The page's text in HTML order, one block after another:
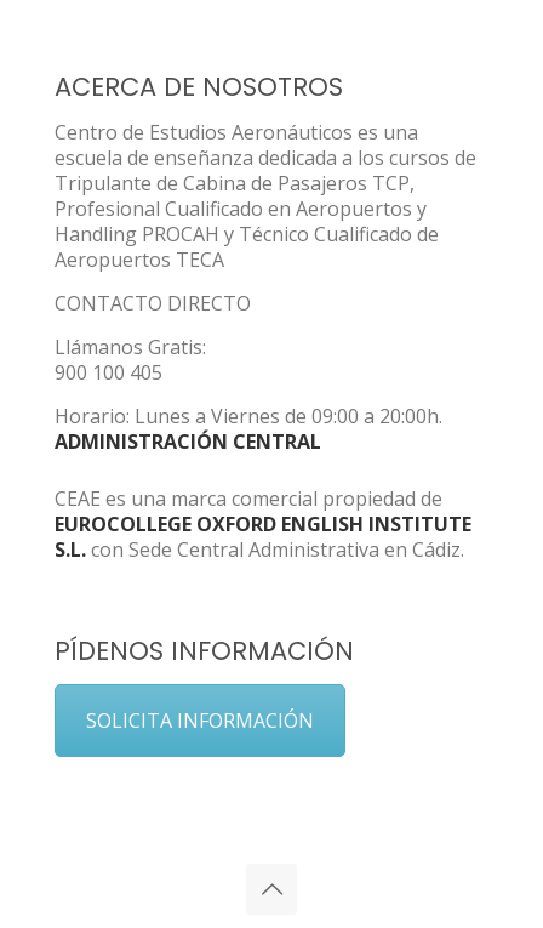
ACERCA DE NOSOTROS
Centro de Estudios Aeronáuticos es una
escuela de enseñanza dedicada a los cursos de
Tripulante de Cabina de Pasajeros TCP,
Profesional Cualificado en Aeropuertos y
Handling PROCAH y Técnico Cualificado de
Aeropuertos TECA
CONTACTO DIRECTO
Llámanos Gratis:
900 100 405
Horario: Lunes a Viernes de 09:00 a 20:00h.
ADMINISTRACIÓN CENTRAL
CEAE es una marca comercial propiedad de
EUROCOLLEGE OXFORD ENGLISH INSTITUTE
S.L.con Sede Central Administrativa en Cádiz.
PÍDENOS INFORMACIÓN
SOLICITA INFORMACIÓN